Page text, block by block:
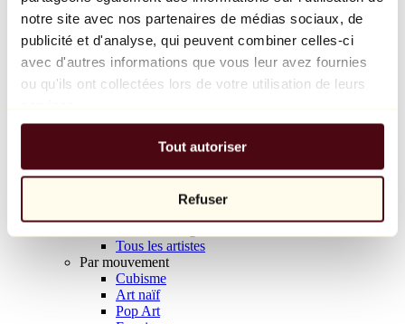
notre site avec nos partenaires de médias sociaux, de
publicité et d'analyse, qui peuvent combiner celles-ci
avec d'autres informations que vous leur avez fournies
ou qu'ils ont collectées lors de votre utilisation de leurs
Tout autoriser
Refuser
Balloon Dog (Orange)
Jeff Koons
10 000 €
Parcourir
Tous les sculpteurs
Tous les photographes
Tous les artistes
Par mouvement
Cubisme
Art naïf
Pop Art